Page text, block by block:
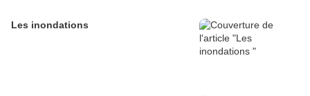
Les inondations